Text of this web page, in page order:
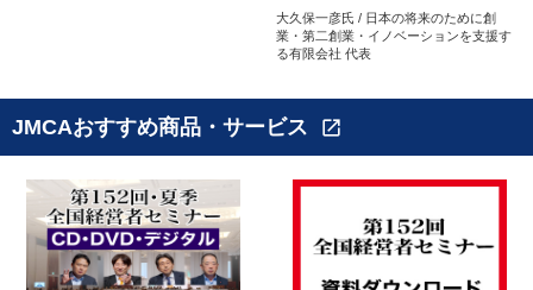
大久保一彦氏 / 日本の将来のために創
業・第二創業・イノベーションを支援す
る有限会社 代表
JMCAおすすめ商品・サービス open_in_new